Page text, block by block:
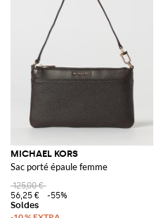
MICHAEL KORS
Sac porté épaule femme
125,00 €
56,25 €
-55%